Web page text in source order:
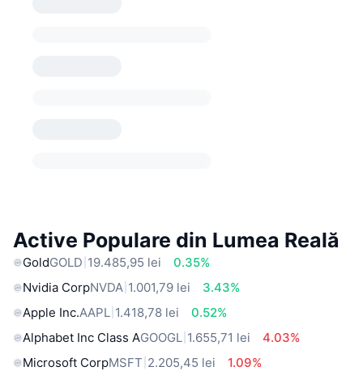
Active Populare din Lumea Reală
GoldGOLD 19.485,95 lei
0.35%
Nvidia CorpNVDA 1.001,79 lei
3.43%
Apple Inc.AAPL 1.418,78 lei
0.52%
Alphabet Inc Class AGOOGL 1.655,71 lei
4.03%
Microsoft CorpMSFT 2.205,45 lei
1.09%